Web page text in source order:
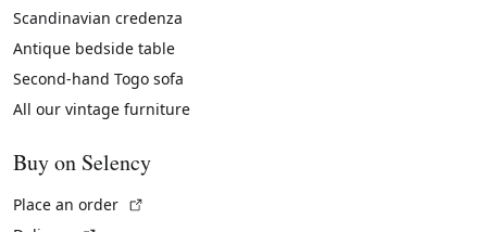
Scandinavian credenza
Antique bedside table
Second-hand Togo sofa
All our vintage furniture
Buy on Selency
Place an order